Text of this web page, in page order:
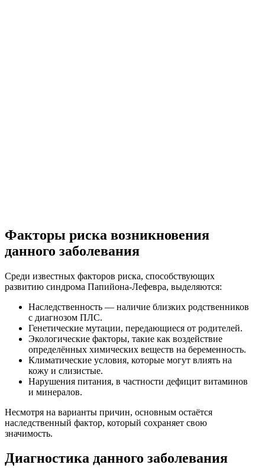
Факторы риска возникновения
данного заболевания
Среди известных факторов риска, способствующих
развитию синдрома Папийона-Лефевра, выделяются:
Наследственность — наличие близких родственников
с диагнозом ПЛС.
Генетические мутации, передающиеся от родителей.
Экологические факторы, такие как воздействие
определённых химических веществ на беременность.
Климатические условия, которые могут влиять на
кожу и слизистые.
Нарушения питания, в частности дефицит витаминов
и минералов.
Несмотря на варианты причин, основным остаётся
наследственный фактор, который сохраняет свою
значимость.
Диагностика данного заболевания